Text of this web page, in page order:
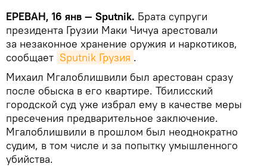
ЕРЕВАН, 16 янв — Sputnik. Брата супруги
президента Грузии Маки Чичуа арестовали
за незаконное хранение оружия и наркотиков,
сообщает Sputnik Грузия .
Михаил Мгалоблишвили был арестован сразу
после обыска в его квартире. Тбилисский
городской суд уже избрал ему в качестве меры
пресечения предварительное заключение.
Мгалоблишвили в прошлом был неоднократно
судим, в том числе и за попытку умышленного
убийства.